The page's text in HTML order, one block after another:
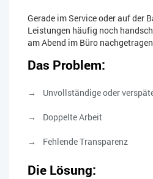
Gerade im Service oder auf der
Leistungen häufig noch
am Abend im Büro
Das Problem:
Unvollständige oder
Doppelte Arbeit
Fehlende Transparenz
Die Lösung: